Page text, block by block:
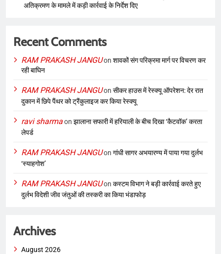
अतिक्रमण के मामले में कड़ी कार्रवाई के निर्देश दिए
Recent Comments
RAM PRAKASH JANGUon शावकों संग परिक्रमा मार्ग पर विचरण कर
रही बाघिन
RAM PRAKASH JANGUon सीकर हाउस में रेस्क्यू ऑपरेशन: देर रात
दुकान में छिपे पैंथर को ट्रैंकुलाइज कर किया रेस्क्यू
ravi sharmaon झालाना सफारी में हरियाली के बीच दिखा ‘कैटवॉक’ करता
लेपर्ड
RAM PRAKASH JANGUon गांधी सागर अभयारण्य में पाया गया दुर्लभ
‘स्याहगोश’
RAM PRAKASH JANGUon कस्टम विभाग ने बड़ी कार्रवाई करते हुए
दुर्लभ विदेशी जीव जंतुओं की तस्करी का किया भंडाफोड़
Archives
August 2026